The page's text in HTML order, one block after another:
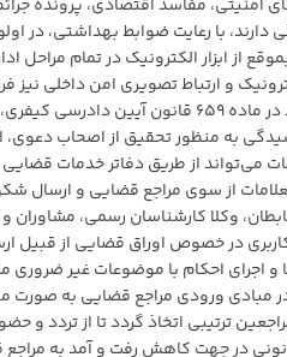
امنیتی، مفاسد اقتصادی، پرونده
با رعایت ضوابط بهداشتی، در
از ابزار الکترونیک در تمام مراحل
و ارتباط تصویری امن داخلی نیز
۵. از ظرفیت‌های موجود در ماده ۶۵۹
به منظور تحقیق از اصحاب
می‌تواند از طریق دفاتر خدمات
از سوی مراجع قضایی و ارسال
وکلا کارشناسان رسمی،
در خصوص اوراق قضایی از
مبادی ورودی مراجع قضایی به صورت
ترتیبی اتخاذ گردد تا از تردد
در جهت کاهش رفت و آمد به